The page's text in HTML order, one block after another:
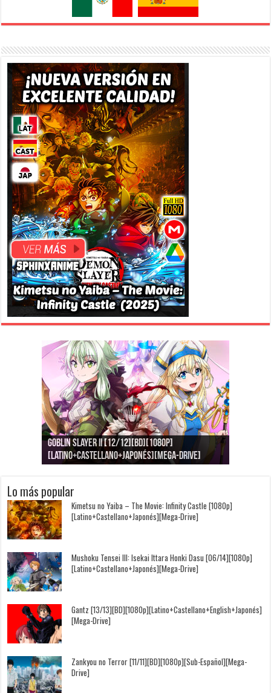
Goblin Slayer II [12/12][BD][1080p]
[Latino+Castellano+Japonés][Mega-Drive]
Jujutsu Kaisen: Kaigyoku/Gyokusetsu [1080p]
[Latino+Japonés][Mega-Drive]
Kimi to, Nami ni Noretara [BD][1080p]
[Latino+Castellano+Japonés][Mega-Drive]
Nukitashi the Animation [11/11+OVAS][BD]
[1080p][Sub-Español][Mega-Drive]
Kimi wa Houkago Insomnia [13/13][BD][1080p]
[Castellano+English+Japonés][Mega-Drive]
Getsuyoubi no Tawawa [12/12+Especiales][BD]
[1080p][Sub-Español][Mega-Drive]
Lo más popular
Kimetsu no Yaiba – The Movie: Infinity Castle [1080p]
[Latino+Castellano+Japonés][Mega-Drive]
Mushoku Tensei III: Isekai Ittara Honki Dasu [06/14][1080p]
[Latino+Castellano+Japonés][Mega-Drive]
Gantz [13/13][BD][1080p][Latino+Castellano+English+Japonés]
[Mega-Drive]
Zankyou no Terror [11/11][BD][1080p][Sub-Español][Mega-
Drive]